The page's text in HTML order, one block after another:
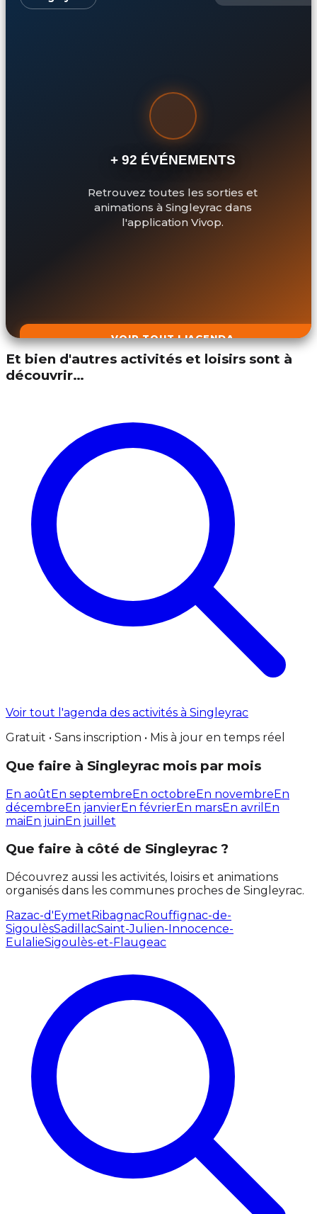
+ 92 ÉVÉNEMENTS
Retrouvez toutes les sorties et
animations à Singleyrac dans
l'application Vivop.
VOIR TOUT L'AGENDA
Et bien d'autres activités et loisirs sont à
découvrir…
Voir tout l'agenda des activités à Singleyrac
Gratuit • Sans inscription • Mis à jour en temps réel
Que faire à Singleyrac mois par mois
En aoûtEn septembreEn octobreEn novembreEn
décembreEn janvierEn févrierEn marsEn avril En
maiEn juinEn juillet
Que faire à côté de Singleyrac ?
Découvrez aussi les activités, loisirs et animations
organisés dans les communes proches de Singleyrac.
Razac-d'EymetRibagnacRouffignac-de-
SigoulèsSadillacSaint-Julien-Innocence-
EulalieSigoulès-et-Flaugeac